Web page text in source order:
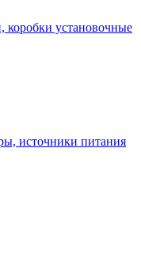
коробки установочные
источники питания